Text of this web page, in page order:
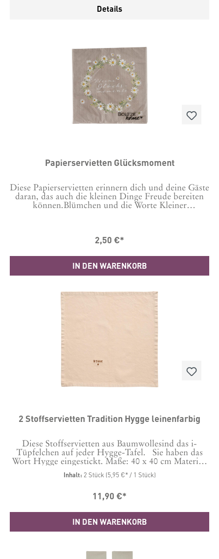
33 x 33 cm
Details
Papierservietten Glücksmoment
Diese Papierservietten erinnern dich und deine Gäste
daran, das auch die kleinen Dinge Freude bereiten
können.Blümchen und die Worte Kleiner
Bespiel beim Osterfrühstück oder Brunch? Das
2,50 €*
IN DEN WARENKORB
2 Stoffservietten Tradition Hygge leinenfarbig
Diese Stoffservietten aus Baumwollesind das i-
Tüpfelchen auf jeder Hygge-Tafel. Sie haben das
Wort Hygge eingestickt. Maße: 40 x 40 cm Material:
100 % Baumwolle, Stickerei Polyester.Waschbar bei
40 Grad
Inhalt: 2 Stück (5,95 €* / 1 Stück)
11,90 €*
IN DEN WARENKORB